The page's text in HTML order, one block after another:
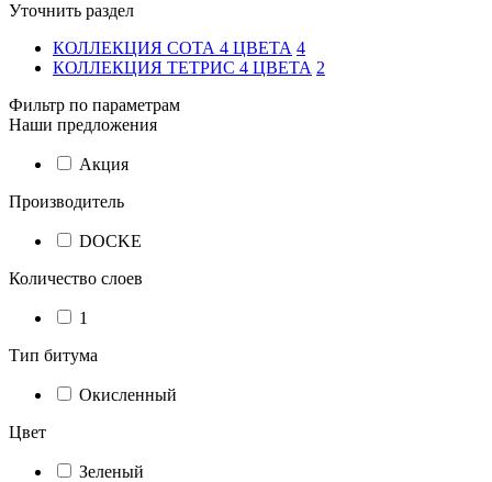
Уточнить раздел
КОЛЛЕКЦИЯ СОТА 4 ЦВЕТА 4
КОЛЛЕКЦИЯ ТЕТРИС 4 ЦВЕТА 2
Фильтр по параметрам
Наши предложения
Акция
Производитель
DOCKE
Количество слоев
1
Тип битума
Окисленный
Цвет
Зеленый